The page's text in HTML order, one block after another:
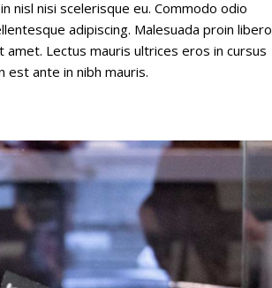
nisl nisi scelerisque eu. Commodo odio
adipiscing. Malesuada proin libero
Lectus mauris ultrices eros in cursus
est ante in nibh mauris.